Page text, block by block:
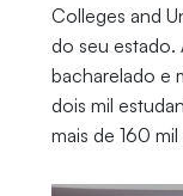
Colleges and
do seu estado.
bacharelado e
dois mil
mais de 160 mil